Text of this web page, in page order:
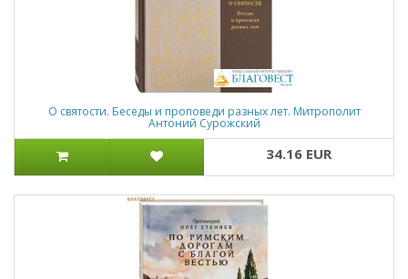
О святости. Беседы и проповеди разных лет. Митрополит
Антоний Сурожский
34.16 EUR